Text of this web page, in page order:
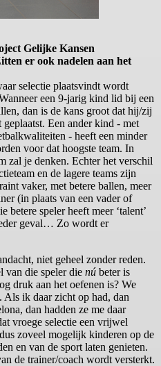
Gelijke Kansen
er ook nadelen aan het
selectie plaatsvindt wordt
een 9-jarig kind lid bij een
dan is de kans groot dat hij/zij
Een ander kind - met
- heeft een minder
voor dat hoogste team. In
zal je denken. Echter het verschil
en de lagere teams zijn
vaker, met betere ballen, meer
(in plaats van een vader of
betere speler heeft meer ‘talent’
geval… Zo wordt er
niet geheel zonder reden.
van die speler die nú beter is
druk aan het oefenen is? We
Als ik daar zicht op had, dan
dan hadden ze me daar
vroege selectie een vrijwel
zoveel mogelijk kinderen op de
en van de sport laten genieten.
de trainer/coach wordt versterkt.